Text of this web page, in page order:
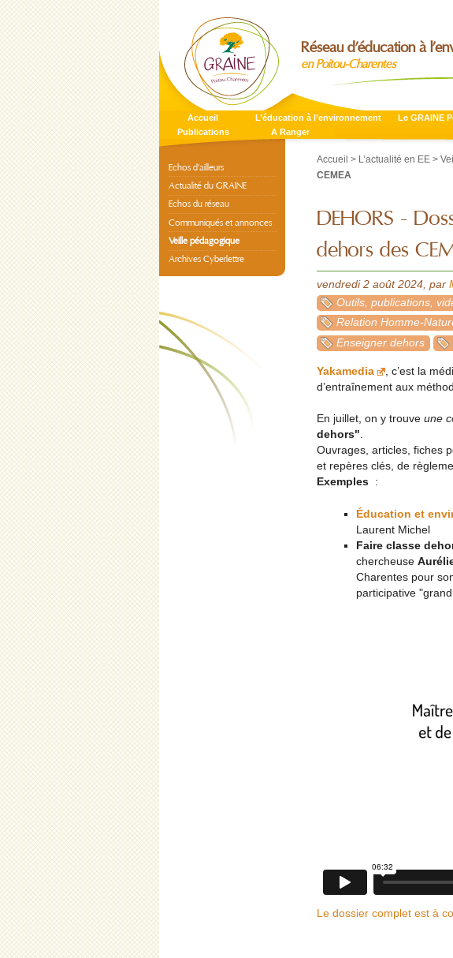
Réseau d’éducation à
en Poitou-Charentes
Accueil L’éducation à l’environnement Le GRAINE
Publications
A Ranger
Accueil > L’actualité en EE >
CEMEA
DEHORS -
dehors des
vendredi 2 août 2024, par
Outils, publications,
Relation Homme-
Enseigner dehors
Yakamedia , c’est la
d’entraînement aux
En juillet, on y trouve une
dehors".
Ouvrages, articles, fiches
et repères clés, de
Exemples :
Éducation et
Laurent Michel
Faire classe
chercheuse
Charentes pour
participative
Le dossier complet est à
Echos d’ailleurs
Actualité du GRAINE
Echos du réseau
Communiqués et annonces
Veille pédagogique
Archives Cyberlettre